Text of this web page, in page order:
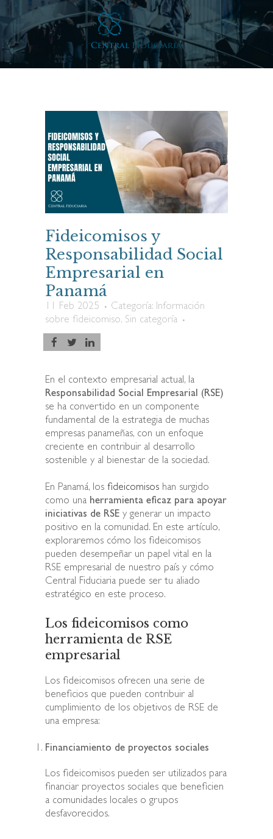
Fideicomisos y
Responsabilidad Social
Empresarial en
Panamá
11 Feb 2025 Categoría: Información
sobre fideicomiso, Sin categoría
En el contexto empresarial actual, la
Responsabilidad Social Empresarial (RSE)
se ha convertido en un componente
fundamental de la estrategia de muchas
empresas panameñas, con un enfoque
creciente en contribuir al desarrollo
sostenible y al bienestar de la sociedad.
En Panamá, los fideicomisos han surgido
como una herramienta eficaz para apoyar
iniciativas de RSE y generar un impacto
positivo en la comunidad. En este artículo,
exploraremos cómo los fideicomisos
pueden desempeñar un papel vital en la
RSE empresarial de nuestro país y cómo
Central Fiduciaria puede ser tu aliado
estratégico en este proceso.
Los fideicomisos como
herramienta de RSE
empresarial
Los fideicomisos ofrecen una serie de
beneficios que pueden contribuir al
cumplimiento de los objetivos de RSE de
una empresa:
Financiamiento de proyectos sociales
Los fideicomisos pueden ser utilizados para
financiar proyectos sociales que beneficien
a comunidades locales o grupos
desfavorecidos.